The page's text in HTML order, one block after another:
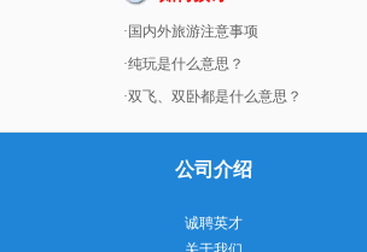
·国内外旅游注意事项
·纯玩是什么意思？
·双飞、双卧都是什么意思？
公司介绍
诚聘英才